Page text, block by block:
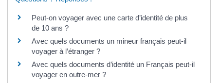
Peut-on voyager avec une carte d’identité de plus
de 10 ans ?
Avec quels documents un mineur français peut-il
voyager à l’étranger ?
Avec quels documents d’identité un Français peut-il
voyager en outre-mer ?